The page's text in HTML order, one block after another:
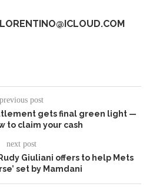
previous post
gets final green light —
to claim your cash
next post
Giuliani offers to help Mets
set by Mamdani